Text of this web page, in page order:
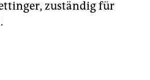
zuständig für